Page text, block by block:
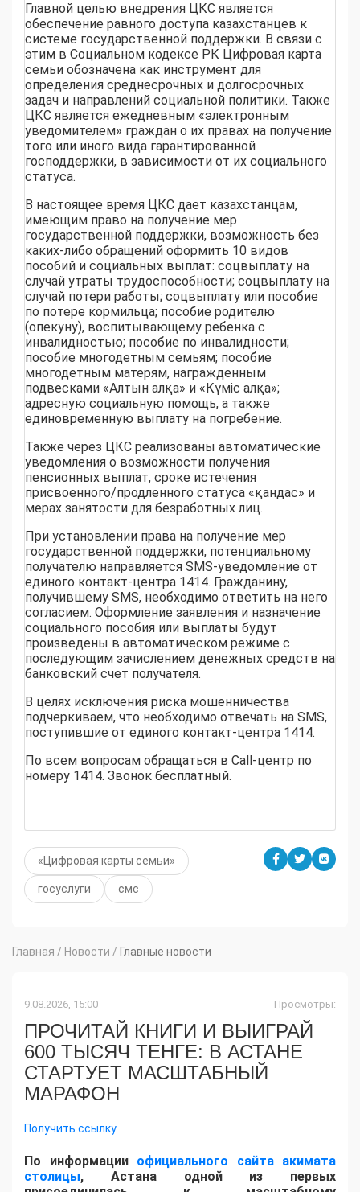
Главной целью внедрения ЦКС является
обеспечение равного доступа казахстанцев к
системе государственной поддержки. В связи с
этим в Социальном кодексе РК Цифровая карта
семьи обозначена как инструмент для
определения среднесрочных и долгосрочных
задач и направлений социальной политики. Также
ЦКС является ежедневным «электронным
уведомителем» граждан о их правах на получение
того или иного вида гарантированной
господдержки, в зависимости от их социального
статуса.
В настоящее время ЦКС дает казахстанцам,
имеющим право на получение мер
государственной поддержки, возможность без
каких-либо обращений оформить 10 видов
пособий и социальных выплат: соцвыплату на
случай утраты трудоспособности; соцвыплату на
случай потери работы; соцвыплату или пособие
по потере кормильца; пособие родителю
(опекуну), воспитывающему ребенка с
инвалидностью; пособие по инвалидности;
пособие многодетным семьям; пособие
многодетным матерям, награжденным
подвесками «Алтын алқа» и «Күміс алқа»;
адресную социальную помощь, а также
единовременную выплату на погребение.
Также через ЦКС реализованы автоматические
уведомления о возможности получения
пенсионных выплат, сроке истечения
присвоенного/продленного статуса «қандас» и
мерах занятости для безработных лиц.
При установлении права на получение мер
государственной поддержки, потенциальному
получателю направляется SMS-уведомление от
единого контакт-центра 1414. Гражданину,
получившему SMS, необходимо ответить на него
согласием. Оформление заявления и назначение
социального пособия или выплаты будут
произведены в автоматическом режиме с
последующим зачислением денежных средств на
банковский счет получателя.
В целях исключения риска мошенничества
подчеркиваем, что необходимо отвечать на SMS,
поступившие от единого контакт-центра 1414.
По всем вопросам обращаться в Call-центр по
номеру 1414. Звонок бесплатный.
«Цифровая карты семьи»
госуслуги смс
Главная / Новости / Главные новости
9.08.2026, 15:00 Просмотры:
ПРОЧИТАЙ КНИГИ И ВЫИГРАЙ
600 ТЫСЯЧ ТЕНГЕ: В АСТАНЕ
СТАРТУЕТ МАСШТАБНЫЙ
МАРАФОН
Получить ссылку
По информации официального сайта акимата
столицы, Астана одной из первых